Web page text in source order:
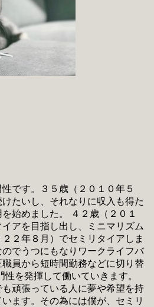
です。３５歳（２０１０年５
たいし、それなりに収入も得た
始めました。 ４２歳（２０１
アを目指し出し、ミニマリズム
２年８月）でセミリタイアしま
でうつにもなりワークライフバ
員から短時間勤務などに切り替
を発揮して働いていきます。
頑張っている人に夢や希望を持
ます。その為には僕が、セミリ